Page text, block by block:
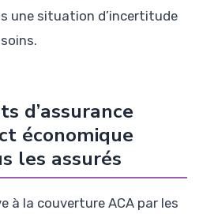
une situation d’incertitude
d’assurance
économique
les assurés
à la couverture ACA par les